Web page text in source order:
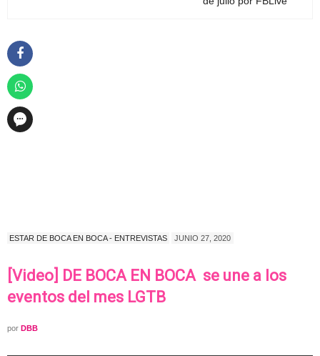
ESTAR DE BOCA EN BOCA - ENTREVISTAS JUNIO 27, 2020
[Video] DE BOCA EN BOCA se une a los
eventos del mes LGTB
por DBB